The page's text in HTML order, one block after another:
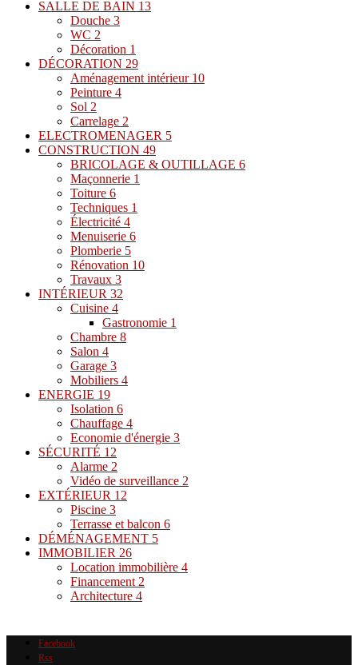
SALLE DE BAIN 13
Douche 3
WC 2
Décoration 1
DÉCORATION 29
Aménagement intérieur 10
Peinture 4
Sol 2
Carrelage 2
ELECTROMENAGER 5
CONSTRUCTION 49
BRICOLAGE & OUTILLAGE 6
Maçonnerie 1
Toiture 6
Techniques 1
Électricité 4
Menuiserie 6
Plomberie 5
Rénovation 10
Travaux 3
INTÉRIEUR 32
Cuisine 4
Gastronomie 1
Chambre 8
Salon 4
Garage 3
Mobiliers 4
ENERGIE 19
Isolation 6
Chauffage 4
Economie d'énergie 3
SÉCURITÉ 12
Alarme 2
Vidéo de surveillance 2
EXTÉRIEUR 12
Piscine 3
Terrasse et balcon 6
DÉMÉNAGEMENT 5
IMMOBILIER 26
Location immobilière 4
Financement 2
Architecture 4
Facebook
Rss